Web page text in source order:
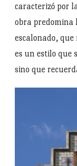
caracterizó por
obra predomina
escalonado,
es un estilo que
sino que